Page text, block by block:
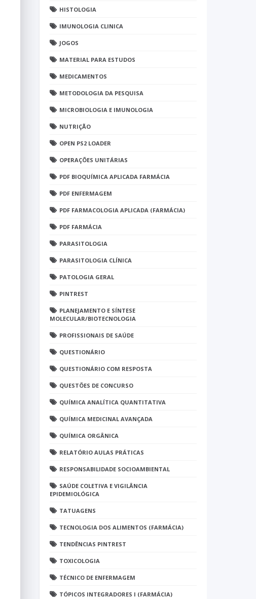
HISTOLOGIA
IMUNOLOGIA CLINICA
JOGOS
MATERIAL PARA ESTUDOS
MEDICAMENTOS
METODOLOGIA DA PESQUISA
MICROBIOLOGIA E IMUNOLOGIA
NUTRIÇÃO
OPEN PS2 LOADER
OPERAÇÕES UNITÁRIAS
PDF BIOQUÍMICA APLICADA FARMÁCIA
PDF ENFERMAGEM
PDF FARMACOLOGIA APLICADA (FARMÁCIA)
PDF FARMÁCIA
PARASITOLOGIA
PARASITOLOGIA CLÍNICA
PATOLOGIA GERAL
PINTREST
PLANEJAMENTO E SÍNTESE
MOLECULAR/BIOTECNOLOGIA
PROFISSIONAIS DE SAÚDE
QUESTIONÁRIO
QUESTIONÁRIO COM RESPOSTA
QUESTÕES DE CONCURSO
QUÍMICA ANALÍTICA QUANTITATIVA
QUÍMICA MEDICINAL AVANÇADA
QUÍMICA ORGÂNICA
RELATÓRIO AULAS PRÁTICAS
RESPONSABILIDADE SOCIOAMBIENTAL
SAÚDE COLETIVA E VIGILÂNCIA
EPIDEMIOLÓGICA
TATUAGENS
TECNOLOGIA DOS ALIMENTOS (FARMÁCIA)
TENDÊNCIAS PINTREST
TOXICOLOGIA
TÉCNICO DE ENFERMAGEM
TÓPICOS INTEGRADORES I (FARMÁCIA)